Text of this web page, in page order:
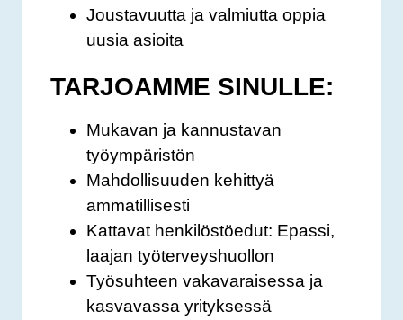
Joustavuutta ja valmiutta oppia
uusia asioita
TARJOAMME SINULLE:
Mukavan ja kannustavan
työympäristön
Mahdollisuuden kehittyä
ammatillisesti
Kattavat henkilöstöedut: Epassi,
laajan työterveyshuollon
Työsuhteen vakavaraisessa ja
kasvavassa yrityksessä